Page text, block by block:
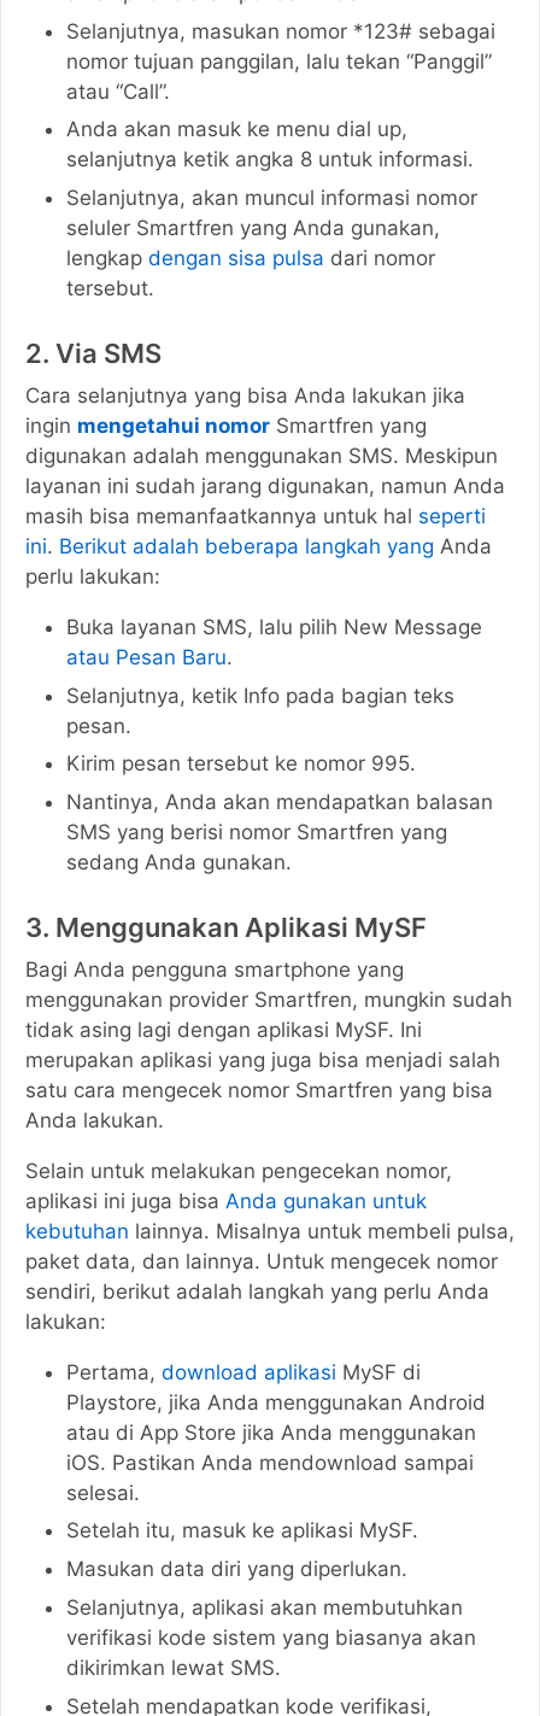
Selanjutnya, masukan nomor *123# sebagai
nomor tujuan panggilan, lalu tekan “Panggil”
atau “Call”.
Anda akan masuk ke menu dial up,
selanjutnya ketik angka 8 untuk informasi.
Selanjutnya, akan muncul informasi nomor
seluler Smartfren yang Anda gunakan,
lengkap dengan sisa pulsa dari nomor
tersebut.
2. Via SMS
Cara selanjutnya yang bisa Anda lakukan jika
ingin mengetahui nomor Smartfren yang
digunakan adalah menggunakan SMS. Meskipun
layanan ini sudah jarang digunakan, namun Anda
masih bisa memanfaatkannya untuk hal seperti
ini. Berikut adalah beberapa langkah yang Anda
perlu lakukan:
Buka layanan SMS, lalu pilih New Message
atau Pesan Baru.
Selanjutnya, ketik Info pada bagian teks
pesan.
Kirim pesan tersebut ke nomor 995.
Nantinya, Anda akan mendapatkan balasan
SMS yang berisi nomor Smartfren yang
sedang Anda gunakan.
3. Menggunakan Aplikasi MySF
Bagi Anda pengguna smartphone yang
menggunakan provider Smartfren, mungkin sudah
tidak asing lagi dengan aplikasi MySF. Ini
merupakan aplikasi yang juga bisa menjadi salah
satu cara mengecek nomor Smartfren yang bisa
Anda lakukan.
Selain untuk melakukan pengecekan nomor,
aplikasi ini juga bisa Anda gunakan untuk
kebutuhan lainnya. Misalnya untuk membeli pulsa,
paket data, dan lainnya. Untuk mengecek nomor
sendiri, berikut adalah langkah yang perlu Anda
lakukan:
Pertama, download aplikasi MySF di
Playstore, jika Anda menggunakan Android
atau di App Store jika Anda menggunakan
iOS. Pastikan Anda mendownload sampai
selesai.
Setelah itu, masuk ke aplikasi MySF.
Masukan data diri yang diperlukan.
Selanjutnya, aplikasi akan membutuhkan
verifikasi kode sistem yang biasanya akan
dikirimkan lewat SMS.
Setelah mendapatkan kode verifikasi,